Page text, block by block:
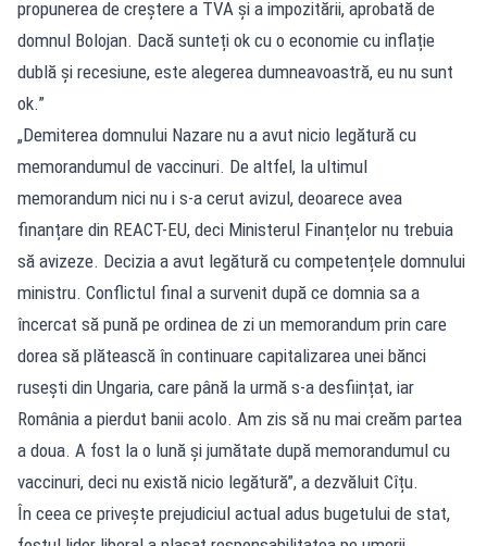
propunerea de creștere a TVA și a impozitării, aprobată de
domnul Bolojan. Dacă sunteți ok cu o economie cu inflație
dublă și recesiune, este alegerea dumneavoastră, eu nu sunt
ok.”
„Demiterea domnului Nazare nu a avut nicio legătură cu
memorandumul de vaccinuri. De altfel, la ultimul
memorandum nici nu i s-a cerut avizul, deoarece avea
finanțare din REACT-EU, deci Ministerul Finanțelor nu trebuia
să avizeze. Decizia a avut legătură cu competențele domnului
ministru. Conflictul final a survenit după ce domnia sa a
încercat să pună pe ordinea de zi un memorandum prin care
dorea să plătească în continuare capitalizarea unei bănci
rusești din Ungaria, care până la urmă s-a desființat, iar
România a pierdut banii acolo. Am zis să nu mai creăm partea
a doua. A fost la o lună și jumătate după memorandumul cu
vaccinuri, deci nu există nicio legătură”, a dezvăluit Cîțu.
În ceea ce privește prejudiciul actual adus bugetului de stat,